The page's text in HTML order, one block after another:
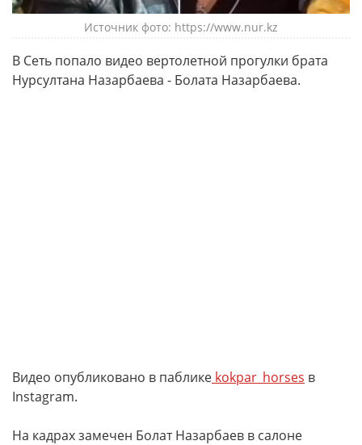
Источник фото: https://www.nur.kz
В Сеть попало видео вертолетной прогулки брата
Нурсултана Назарбаева - Болата Назарбаева.
Видео опубликовано в паблике kokpar_horses в
Instagram.
На кадрах замечен Болат Назарбаев в салоне